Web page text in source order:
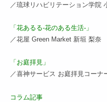
／琉球リハビリテーション学院
「花あるる‐花のある生活‐」
／花屋 Green Market 新垣 梨奈
「お庭拝見」
／喜神サービス お庭拝見コーナ
コラム記事